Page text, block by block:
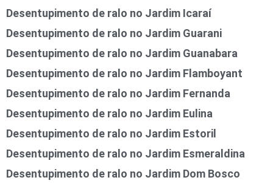
Desentupimento de ralo no Jardim Icaraí
Desentupimento de ralo no Jardim Guarani
Desentupimento de ralo no Jardim Guanabara
Desentupimento de ralo no Jardim Flamboyant
Desentupimento de ralo no Jardim Fernanda
Desentupimento de ralo no Jardim Eulina
Desentupimento de ralo no Jardim Estoril
Desentupimento de ralo no Jardim Esmeraldina
Desentupimento de ralo no Jardim Dom Bosco